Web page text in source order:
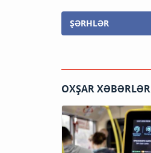
ŞƏRHLƏR
OXŞAR XƏBƏRLƏR